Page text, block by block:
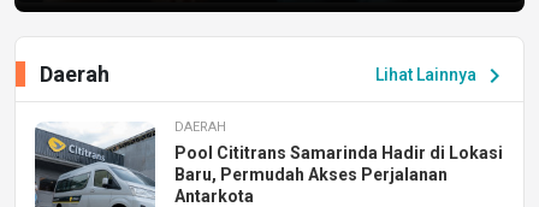
Lihat Lainnya chevron_right
Daerah
DAERAH
Pool Cititrans Samarinda Hadir di Lokasi
Baru, Permudah Akses Perjalanan
Antarkota